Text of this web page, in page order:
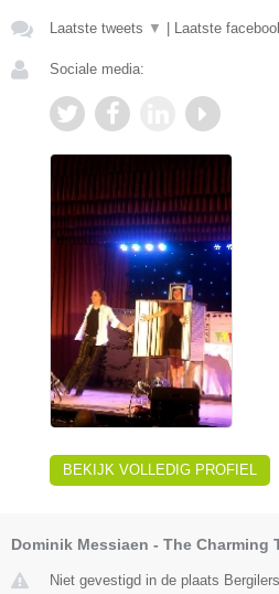
Laatste tweets ▼ Laatste
Sociale media:
BEKIJK VOLLEDIG PROFIEL
Dominik Messiaen - The Charming
Niet gevestigd in de plaats